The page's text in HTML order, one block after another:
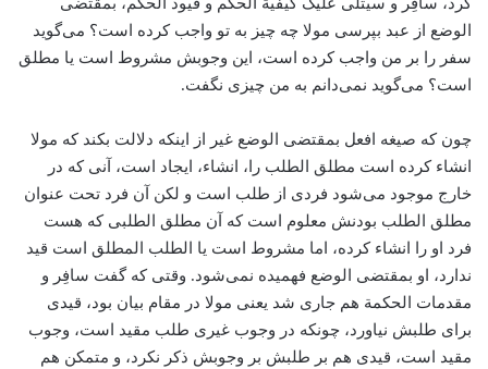
الوضع از عبد بپرسی مولا چه چیز به تو واجب کرده است؟‌ می‌گوید
سفر را بر من واجب کرده است، این وجوبش مشروط است یا مطلق
است؟ می‌گوید نمی‌دانم به من چیزی نگفت.
چون که صیغه افعل بمقتضی الوضع غیر از اینکه دلالت بکند که مولا
انشاء‌ کرده است مطلق الطلب را، انشاء، ایجاد است، آنی که در
خارج موجود می‌شود فردی از طلب است و لکن آن فرد تحت عنوان
مطلق الطلب بودنش معلوم است که آن مطلق الطلبی که هست
فرد او را انشاء کرده، اما مشروط است یا الطلب المطلق است ‌قید
ندارد، او بمقتضی الوضع فهمیده نمی‌شود. وقتی که گفت سافِر و
مقدمات الحکمة‌ هم جاری شد یعنی مولا در مقام بیان بود، ‌قیدی
برای طلبش نیاورد، چونکه در وجوب غیری طلب ‌مقید است، ‌وجوب
‌مقید است، قیدی هم بر طلبش ‌بر وجوبش ذکر نکرد، و متمکن هم